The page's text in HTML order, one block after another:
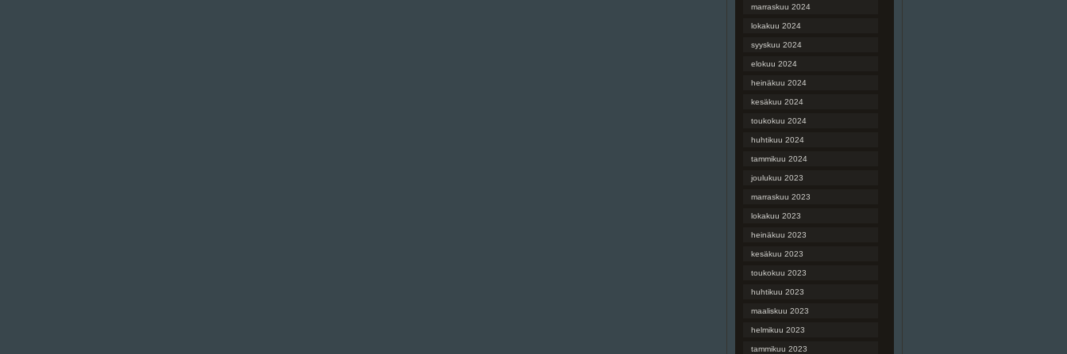
marraskuu 2024
lokakuu 2024
syyskuu 2024
elokuu 2024
heinäkuu 2024
kesäkuu 2024
toukokuu 2024
huhtikuu 2024
tammikuu 2024
joulukuu 2023
marraskuu 2023
lokakuu 2023
heinäkuu 2023
kesäkuu 2023
toukokuu 2023
huhtikuu 2023
maaliskuu 2023
helmikuu 2023
tammikuu 2023